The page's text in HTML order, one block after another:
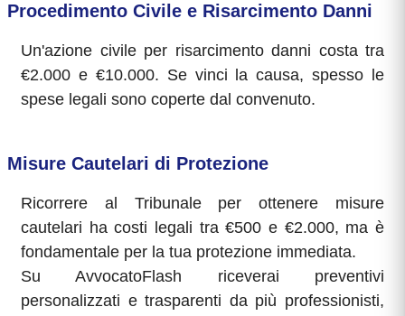
Procedimento Civile e Risarcimento Danni
Un'azione civile per risarcimento danni costa tra
€2.000 e €10.000. Se vinci la causa, spesso le
spese legali sono coperte dal convenuto.
Misure Cautelari di Protezione
Ricorrere al Tribunale per ottenere misure
cautelari ha costi legali tra €500 e €2.000, ma è
fondamentale per la tua protezione immediata.
Su AvvocatoFlash riceverai preventivi
personalizzati e trasparenti da più professionisti,